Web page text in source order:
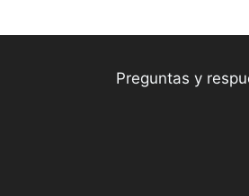
Preguntas y